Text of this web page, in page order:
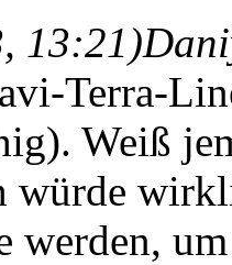
13:21)
Terra-
Weiß
würde
werden,